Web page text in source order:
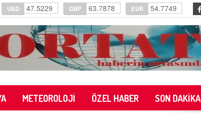
USD 47.5229 GBP 63.7878 EUR 54.7749
METEOROLOJİ ÖZEL HABER SON DAKİKA